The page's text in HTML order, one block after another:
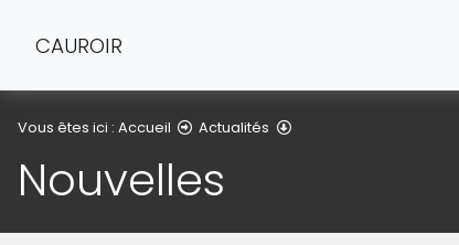
CAUROIR
Vous êtes ici : Accueil Actualités
Nouvelles